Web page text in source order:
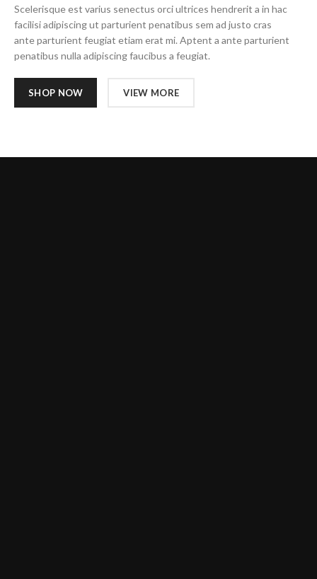
Scelerisque est varius senectus orci ultrices hendrerit a in hac
facilisi adipiscing ut parturient penatibus sem ad justo cras
ante parturient feugiat etiam erat mi. Aptent a ante parturient
penatibus nulla adipiscing faucibus a feugiat.
SHOP NOW VIEW MORE